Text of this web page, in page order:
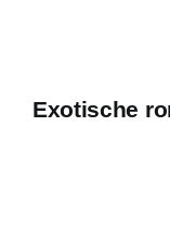
Exotische